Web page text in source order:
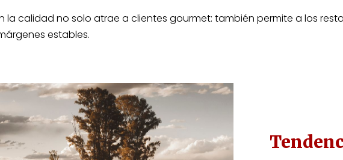
la calidad no solo atrae a clientes gourmet: también permite a los
estables.